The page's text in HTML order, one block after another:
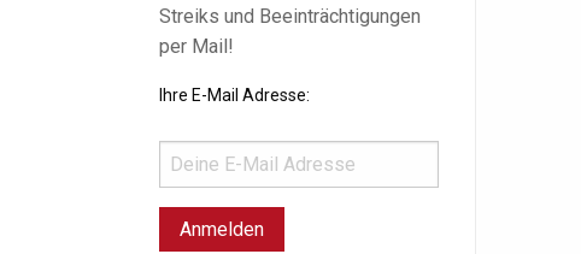
Streiks und Beeinträchtigungen
per Mail!
Ihre E-Mail Adresse: